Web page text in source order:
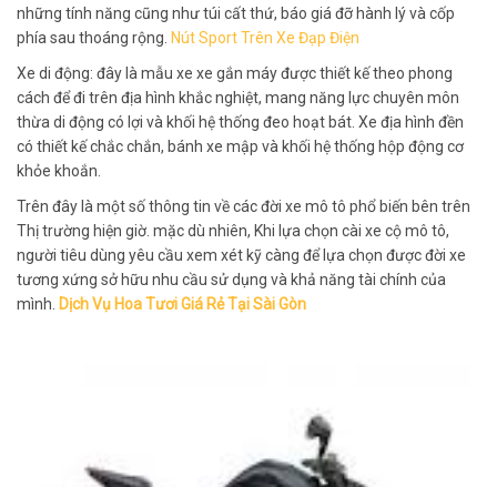
những tính năng cũng như túi cất thứ, báo giá đỡ hành lý và cốp
phía sau thoáng rộng. Nút Sport Trên Xe Đạp Điện
Xe di động: đây là mẫu xe xe gắn máy được thiết kế theo phong
cách để đi trên địa hình khắc nghiệt, mang năng lực chuyên môn
thừa di động có lợi và khối hệ thống đeo hoạt bát. Xe địa hình đền
có thiết kế chắc chắn, bánh xe mập và khối hệ thống hộp động cơ
khỏe khoắn.
Trên đây là một số thông tin về các đời xe mô tô phổ biến bên trên
Thị trường hiện giờ. mặc dù nhiên, Khi lựa chọn cài xe cộ mô tô,
người tiêu dùng yêu cầu xem xét kỹ càng để lựa chọn được đời xe
tương xứng sở hữu nhu cầu sử dụng và khả năng tài chính của
mình. Dịch Vụ Hoa Tươi Giá Rẻ Tại Sài Gòn